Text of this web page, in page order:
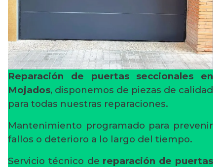
Reparación de puertas seccionales en
Mojados, disponemos de piezas de calidad
para todas nuestras reparaciones.
Mantenimiento programado para prevenir
fallos o deterioro a lo largo del tiempo.
Servicio técnico de reparación de puertas